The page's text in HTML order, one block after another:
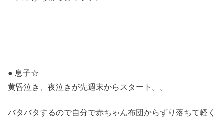
● 息子☆
黄昏泣き、夜泣きが先週末からスタート。。
バタバタするので自分で赤ちゃん布団からずり落ちて軽く